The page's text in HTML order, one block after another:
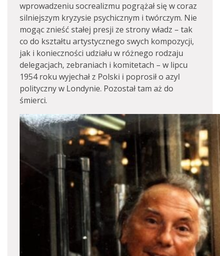
wprowadzeniu socrealizmu pogrążał się w coraz
silniejszym kryzysie psychicznym i twórczym. Nie
mogąc znieść stałej presji ze strony władz – tak
co do kształtu artystycznego swych kompozycji,
jak i konieczności udziału w różnego rodzaju
delegacjach, zebraniach i komitetach – w lipcu
1954 roku wyjechał z Polski i poprosił o azyl
polityczny w Londynie. Pozostał tam aż do
śmierci.